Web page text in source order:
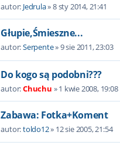
autor: Jedrula»8 sty 2014, 21:41
Głupie,Śmieszne...
autor:Serpente»9 sie 2011, 23:03
Do kogo są podobni???
autor:Chuchu »1 kwie 2008, 19:08
Zabawa: Fotka+Koment
autor:toldo12» 12 sie 2005, 21:54